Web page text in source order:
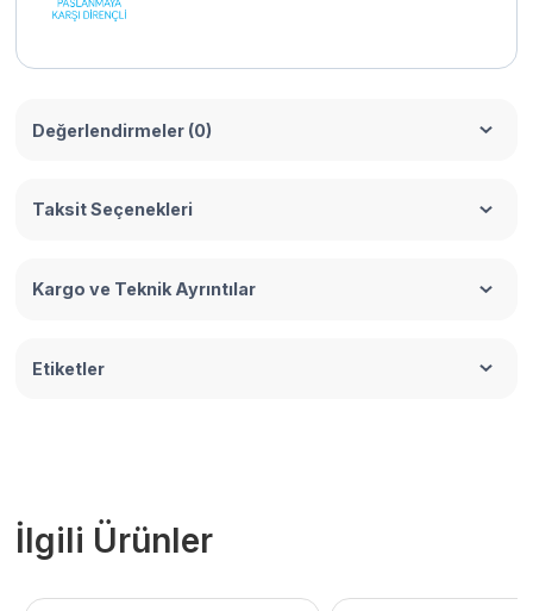
Değerlendirmeler (0)
Taksit Seçenekleri
Kargo ve Teknik Ayrıntılar
Etiketler
İlgili Ürünler